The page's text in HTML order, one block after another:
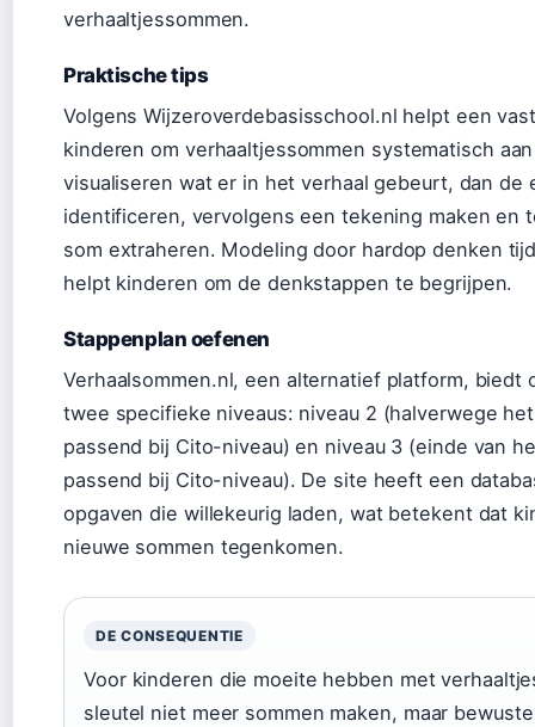
verhaaltjessommen.
Praktische tips
Volgens Wijzeroverdebasisschool.nl helpt een
kinderen om verhaaltjessommen systematisch
visualiseren wat er in het verhaal gebeurt, dan de
identificeren, vervolgens een tekening maken en
som extraheren. Modeling door hardop denken
helpt kinderen om de denkstappen te begrijpen.
Stappenplan oefenen
Verhaalsommen.nl, een alternatief platform, biedt
twee specifieke niveaus: niveau 2 (halverwege
passend bij Cito-niveau) en niveau 3 (einde van
passend bij Cito-niveau). De site heeft een
opgaven die willekeurig laden, wat betekent dat
nieuwe sommen tegenkomen.
DE CONSEQUENTIE
Voor kinderen die moeite hebben met
sleutel niet meer sommen maken, maar